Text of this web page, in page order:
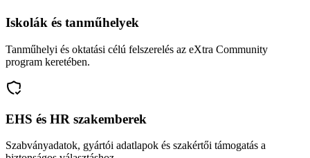
Iskolák és tanműhelyek
Tanműhelyi és oktatási célú felszerelés az eXtra Community
program keretében.
EHS és HR szakemberek
Szabványadatok, gyártói adatlapok és szakértői támogatás a